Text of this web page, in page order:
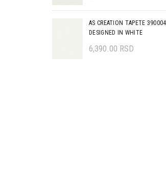
AS CREATION TAPETE 390004
DESIGNED IN WHITE
6,390.00 RSD